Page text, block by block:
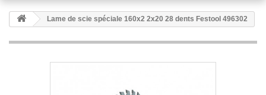
Lame de scie spéciale 160x2 2x20 28 dents Festool 496302